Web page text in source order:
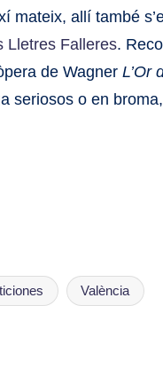
mateix, allí també
Lletres Falleres.
de Wagner L’Or
seriosos o en
València